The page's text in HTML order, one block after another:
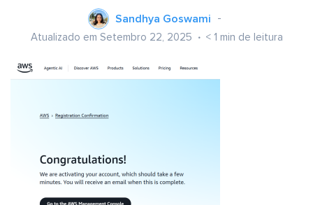
Sandhya Goswami
Atualizado em Setembro 22, 2025 < 1 min de leitura